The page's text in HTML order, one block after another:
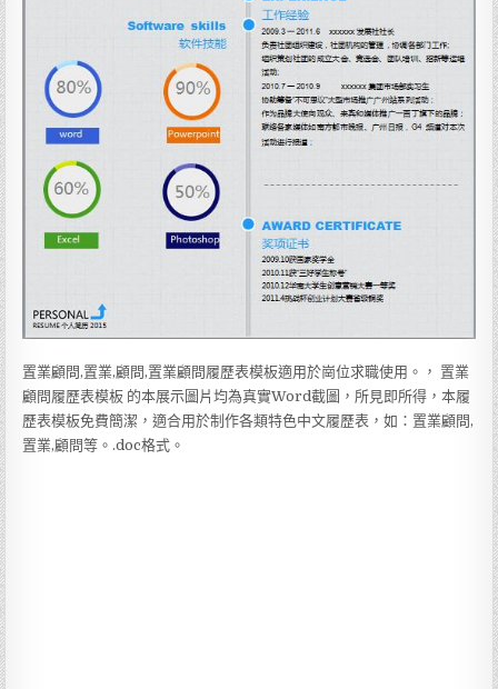
置業顧問,置業,顧問,置業顧問履歷表模板適用於崗位求職使用。， 置業
顧問履歷表模板 的本展示圖片均為真實Word截圖，所見即所得，本履
歷表模板免費簡潔，適合用於制作各類特色中文履歷表，如：置業顧問,
置業,顧問等。.doc格式。